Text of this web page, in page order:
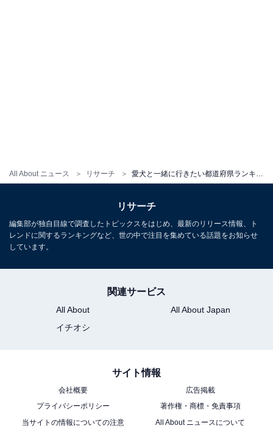
All About ニュース リサーチ 愛犬と一緒に行きたい都道府県ランキング！ 2位は「沖縄県」、では1位は？
リサーチ
編集部が独自目線で調査したトピックスをはじめ、最新のリリース情報、ト
レンドに関するランキングなど、世の中で注目を集めている話題をお知らせ
しています。
関連サービス
All About
All About Japan
イチオシ
サイト情報
会社概要
広告掲載
プライバシーポリシー
著作権・商標・免責事項
当サイトの情報についての注意
All About ニュースについて